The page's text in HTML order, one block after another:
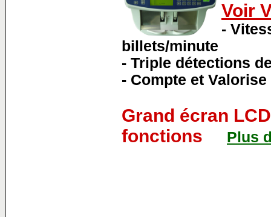
Voir
-
billets/minute
- Triple détections
- Compte et
Grand écran
fonctions
Plus